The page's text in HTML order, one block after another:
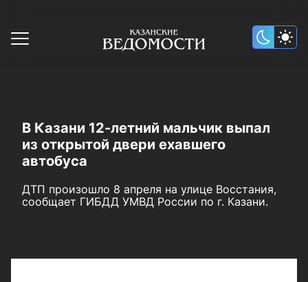
В Казани 12-летний мальчик выпал
из открытой двери ехавшего
автобуса
ДТП произошло 8 апреля на улице Восстания,
сообщает ГИБДД УМВД России по г. Казани.